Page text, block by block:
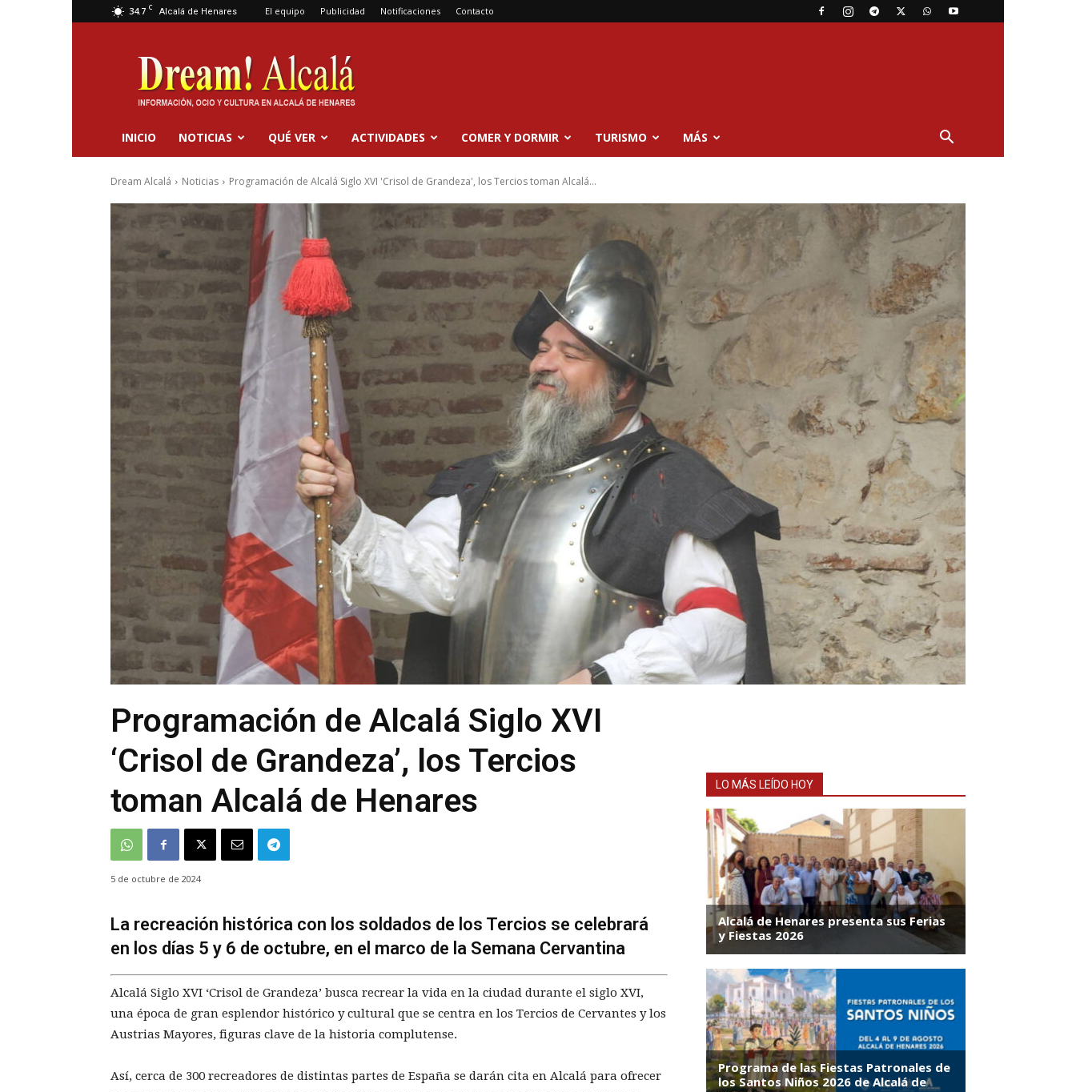
34.7 C Alcalá de Henares El equipo Publicidad Notificaciones Contacto
Dream
Alcalá
INICIO NOTICIAS QUÉ VER ACTIVIDADES COMER Y DORMIR TURISMO MÁS
Dream Alcalá Noticias Programación de Alcalá Siglo XVI 'Crisol de Grandeza', los Tercios toman Alcalá...
Programación de Alcalá Siglo XVI
‘Crisol de Grandeza’, los Tercios
toman Alcalá de Henares
5 de octubre de 2024
La recreación histórica con los soldados de los Tercios se celebrará
en los días 5 y 6 de octubre, en el marco de la Semana Cervantina
Alcalá Siglo XVI ‘Crisol de Grandeza’ busca recrear la vida en la ciudad durante el siglo XVI,
una época de gran esplendor histórico y cultural que se centra en los Tercios de Cervantes y los
Austrias Mayores, figuras clave de la historia complutense.
Así, cerca de 300 recreadores de distintas partes de España se darán cita en Alcalá para ofrecer
LO MÁS LEÍDO HOY